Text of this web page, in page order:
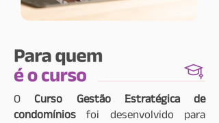
O Curso Gestão Estratégica de
condomínios foi desenvolvido para